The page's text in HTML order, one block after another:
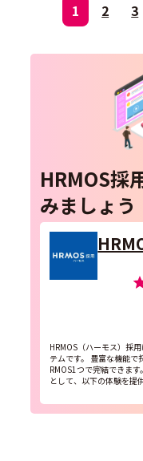
1 2 3
HRMOS採
みましょう
HRMOS（ハーモス）採
テムです。 豊富な機能で採用業務の効率化を実現し採用活動の全てをH
RMOS1つで完結できま
として、以下の体験を提供します。 ①「見える」